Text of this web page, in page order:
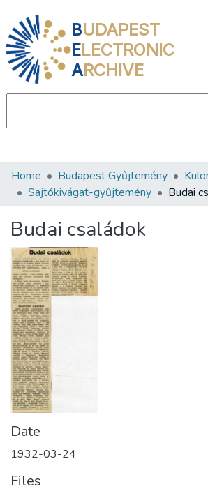
BUDAPEST
ELECTRONIC
ARCHIVE
Communities & Collections
Statistics
About us
Home Budapest Gyűjtemény
Sajtókivágat-gyűjtemény
Budai
Budai családok
Date
1932-03-24
Files